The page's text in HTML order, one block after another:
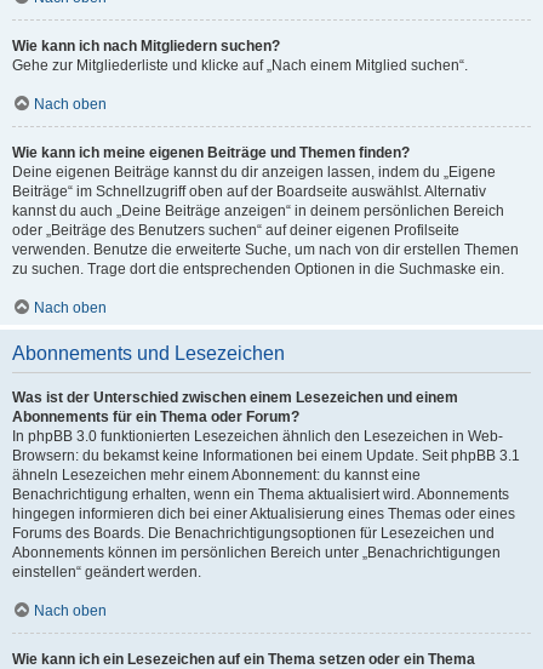
Wie kann ich nach Mitgliedern suchen?
Gehe zur Mitgliederliste und klicke auf „Nach einem Mitglied suchen“.
Nach oben
Wie kann ich meine eigenen Beiträge und Themen finden?
Deine eigenen Beiträge kannst du dir anzeigen lassen, indem du „Eigene
Beiträge“ im Schnellzugriff oben auf der Boardseite auswählst. Alternativ
kannst du auch „Deine Beiträge anzeigen“ in deinem persönlichen Bereich
oder „Beiträge des Benutzers suchen“ auf deiner eigenen Profilseite
verwenden. Benutze die erweiterte Suche, um nach von dir erstellen Themen
zu suchen. Trage dort die entsprechenden Optionen in die Suchmaske ein.
Nach oben
Abonnements und Lesezeichen
Was ist der Unterschied zwischen einem Lesezeichen und einem
Abonnements für ein Thema oder Forum?
In phpBB 3.0 funktionierten Lesezeichen ähnlich den Lesezeichen in Web-
Browsern: du bekamst keine Informationen bei einem Update. Seit phpBB 3.1
ähneln Lesezeichen mehr einem Abonnement: du kannst eine
Benachrichtigung erhalten, wenn ein Thema aktualisiert wird. Abonnements
hingegen informieren dich bei einer Aktualisierung eines Themas oder eines
Forums des Boards. Die Benachrichtigungsoptionen für Lesezeichen und
Abonnements können im persönlichen Bereich unter „Benachrichtigungen
einstellen“ geändert werden.
Nach oben
Wie kann ich ein Lesezeichen auf ein Thema setzen oder ein Thema